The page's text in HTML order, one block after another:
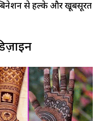
से हल्के और खूबसूरत